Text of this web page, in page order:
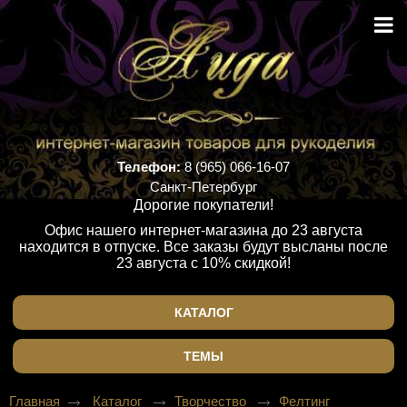
Телефон:8 (965) 066-16-07
Санкт-Петербург
Дорогие покупатели!
Офис нашего интернет-магазина до 23 августа
находится в отпуске. Все заказы будут высланы после
23 августа с 10% скидкой!
КАТАЛОГ
ТЕМЫ
Главная Каталог Творчество Фелтинг